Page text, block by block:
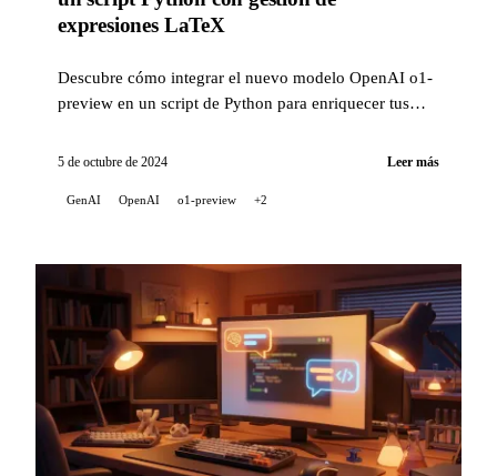
expresiones LaTeX
Descubre cómo integrar el nuevo modelo OpenAI o1-
preview en un script de Python para enriquecer tus
5 de octubre de 2024 Leer más
GenAI OpenAI o1-preview +2